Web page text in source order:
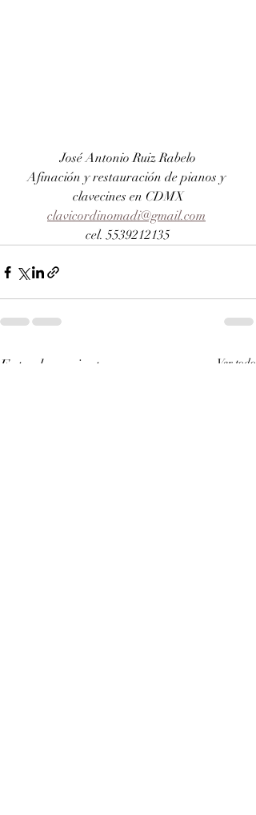
José Antonio Ruiz Rabelo
Afinación y restauración de pianos y
clavecines en CDMX
clavicordinomadi@gmail.com
cel. 5539212135
Entradas recientes Ver todo